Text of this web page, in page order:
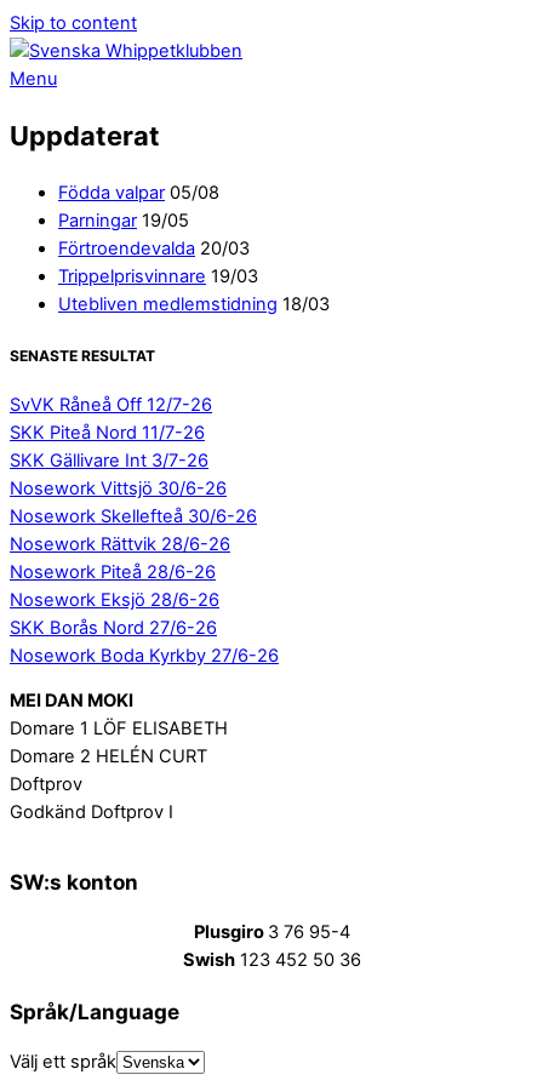
Skip to content
Menu
Uppdaterat
Födda valpar 05/08
Parningar 19/05
Förtroendevalda 20/03
Trippelprisvinnare 19/03
Utebliven medlemstidning 18/03
SENASTE RESULTAT
SvVK Råneå Off 12/7-26
SKK Piteå Nord 11/7-26
SKK Gällivare Int 3/7-26
Nosework Vittsjö 30/6-26
Nosework Skellefteå 30/6-26
Nosework Rättvik 28/6-26
Nosework Piteå 28/6-26
Nosework Eksjö 28/6-26
SKK Borås Nord 27/6-26
Nosework Boda Kyrkby 27/6-26
MEI DAN MOKI
Domare 1 LÖF ELISABETH
Domare 2 HELÉN CURT
Doftprov
Godkänd Doftprov I
SW:s konton
Plusgiro 3 76 95-4
Swish123 452 50 36
Språk/Language
Välj ett språk